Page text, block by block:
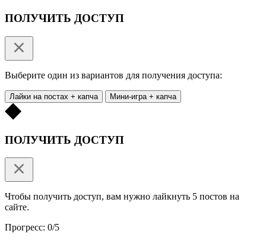
ПОЛУЧИТЬ ДОСТУП
Выберите один из вариантов для получения доступа:
Лайки на постах + капча Мини-игра + капча
ПОЛУЧИТЬ ДОСТУП
Чтобы получить доступ, вам нужно лайкнуть 5 постов на
сайте.
Прогресс: 0/5